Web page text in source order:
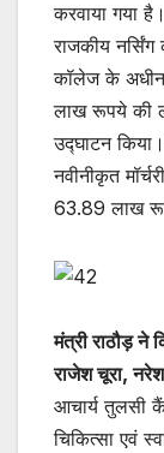
करवाया गया है।
राजकीय
कॉलेज के अधीन
लाख रूपये की
उद्घाटन
नवीनीकृत
63.89 लाख
मंत्री राठौड़ ने
राजेश चूरा,
आचार्य तुलसी
चिकित्सा एवं